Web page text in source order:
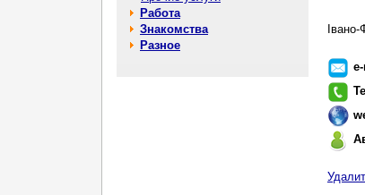
Работа
Знакомства
Разное